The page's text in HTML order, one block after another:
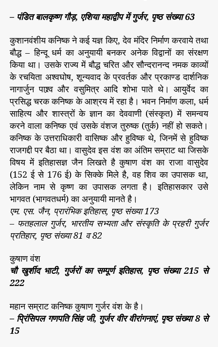
– पंडित बालकृष्ण गौड़, एशिया महाद्वीप में गुर्जर, पृष्ठ संख्या 63
कुशानवंशीय कनिष्क ने कई यज्ञ किए, देव मंदिर निर्माण करवाये तथा
बौद्ध – हिन्दू धर्म का अनुयायी बनकर अनेक विद्वानों का संरक्षण
किया था। उसके राज्य में बौद्ध चरित और सौन्दरानन्द नमक काव्यों
के रचयिता अश्वघोष, शून्यवाद के प्रवर्तक और प्रकाण्ड दार्शनिक
नागार्जुन पाश्र्व और वसुमित्र आदि शोभा पाते थे। आयुर्वेद का
प्रसिद्ध चरक कनिष्क के आश्रय में रहा है। भवन निर्माण कला, धर्म
साहित्य और शास्त्रों के ज्ञान का देववाणी (संस्कृत) में समन्वय
करने वाला कनिष्क एवं उसके वंशज तुरुष्क (तुर्क) नहीं हो सकते।
कनिष्क के उत्तराधिकारी वासिष्क और हुविष्क थे, जिनमें से हुविष्क
राजगद्दी पर बैठा था। वासुदेव इस वंश का अंतिम सम्राट था जिसके
विषय में इतिहासज्ञ जैन लिखते है कुषाण वंश का राजा वासुदेव
(152 ई से 176 ई) के सिक्के मिले है, वह शिव का उपासक था,
लेकिन नाम से कृष्ण का उपासक लगता है। इतिहासकार उसे
भागवत (भागवतधर्म) का अनुयायी मानते है।
एम. एस. जैन, प्रारंभिक इतिहास, पृष्ठ संख्या 173
– फतहलाल गुर्जर, भारतीय सभ्यता और संस्कृति के प्रहरी गुर्जर
प्रतिहार, पृष्ठ संख्या 81 व 82
कुषाण वंश
चौ खुर्शीद भाटी, गुर्जरों का सम्पूर्ण इतिहास, पृष्ठ संख्या 215 से
222
महान सम्राट कनिष्क कुषाण गुर्जर वंश के है।
– प्रिंसिपल गणपति सिंह जी, गुर्जर वीर वीरांगनाएं, पृष्ठ संख्या 8 से
15